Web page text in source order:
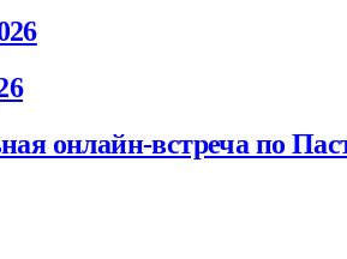
онлайн-встреча по